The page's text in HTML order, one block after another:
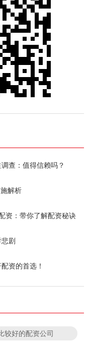
查：值得信赖吗？
解析
资：带你了解配资秘诀
剧
资的首选！
较好的配资公司